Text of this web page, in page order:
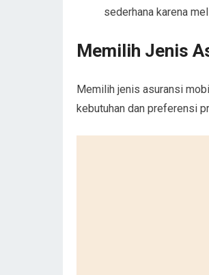
sederhana karena
Memilih Jenis
Memilih jenis asuransi
kebutuhan dan preferensi